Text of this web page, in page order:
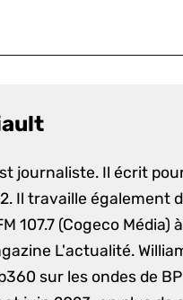
journaliste. Il écrit
Il travaille également
107.7 (Cogeco Média)
L'actualité.
sur les ondes de